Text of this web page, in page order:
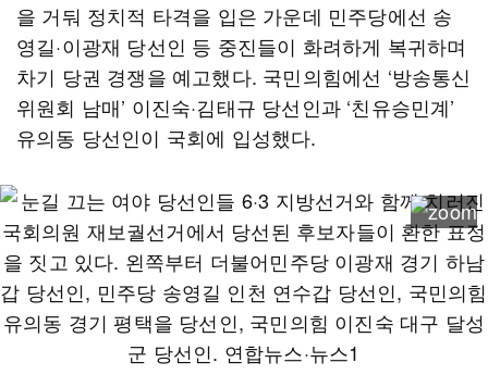
을 거둬 정치적 타격을 입은 가운데 민주당에선 송
영길·이광재 당선인 등 중진들이 화려하게 복귀하며
차기 당권 경쟁을 예고했다. 국민의힘에선 ‘방송통신
위원회 남매’ 이진숙·김태규 당선인과 ‘친유승민계’
유의동 당선인이 국회에 입성했다.